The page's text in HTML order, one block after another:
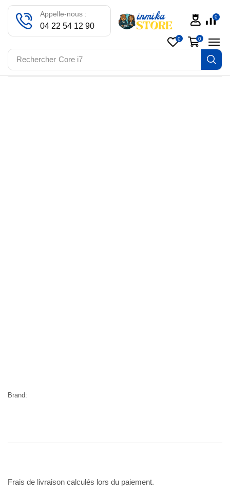
Rechercher Core i7
Appelle-nous :
04 22 54 12 90
0
0 0
Brand:
Frais de livraison calculés lors du paiement.